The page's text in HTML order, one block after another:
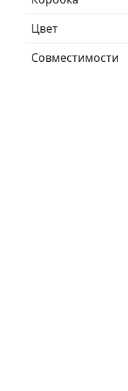
Цвет
Совместимости